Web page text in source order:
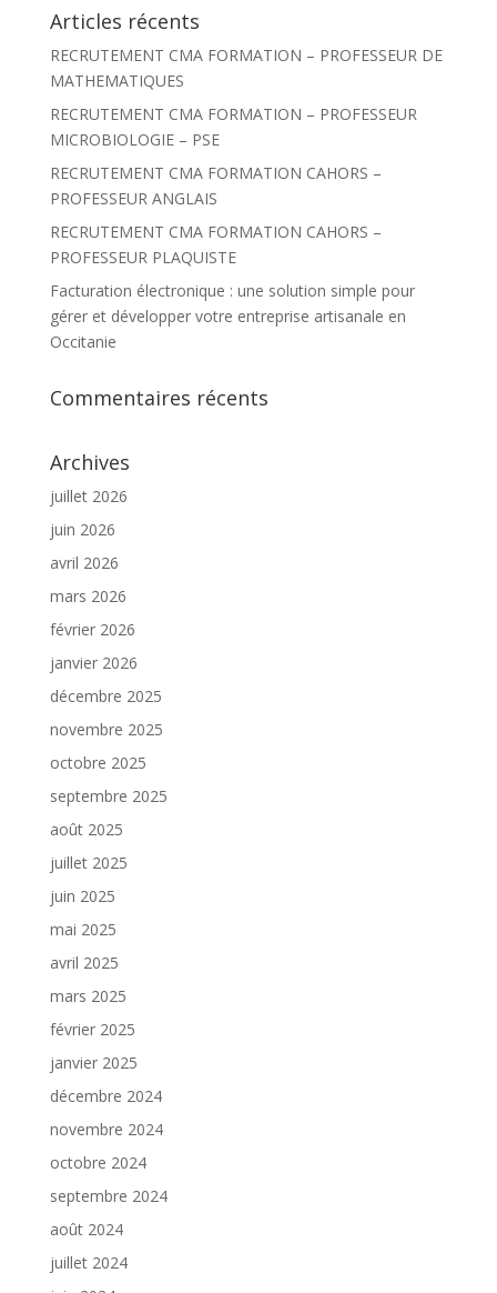
e
c
h
r
:
Articles récents
RECRUTEMENT CMA FORMATION – PROFESSEUR DE
MATHEMATIQUES
RECRUTEMENT CMA FORMATION – PROFESSEUR
MICROBIOLOGIE – PSE
RECRUTEMENT CMA FORMATION CAHORS –
PROFESSEUR ANGLAIS
RECRUTEMENT CMA FORMATION CAHORS –
PROFESSEUR PLAQUISTE
Facturation électronique : une solution simple pour
gérer et développer votre entreprise artisanale en
Occitanie
Commentaires récents
Archives
juillet 2026
juin 2026
avril 2026
mars 2026
février 2026
janvier 2026
décembre 2025
novembre 2025
octobre 2025
septembre 2025
août 2025
juillet 2025
juin 2025
mai 2025
avril 2025
mars 2025
février 2025
janvier 2025
décembre 2024
novembre 2024
octobre 2024
septembre 2024
août 2024
juillet 2024